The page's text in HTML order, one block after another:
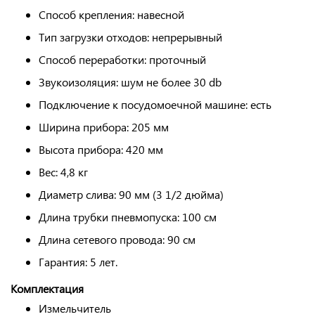
Способ крепления: навесной
Тип загрузки отходов: непрерывный
Способ переработки: проточный
Звукоизоляция: шум не более 30 db
Подключение к посудомоечной машине: есть
Ширина прибора: 205 мм
Высота прибора: 420 мм
Вес: 4,8 кг
Диаметр слива: 90 мм (3 1/2 дюйма)
Длина трубки пневмопуска: 100 см
Длина сетевого провода: 90 см
Гарантия: 5 лет.
Комплектация
Измельчитель